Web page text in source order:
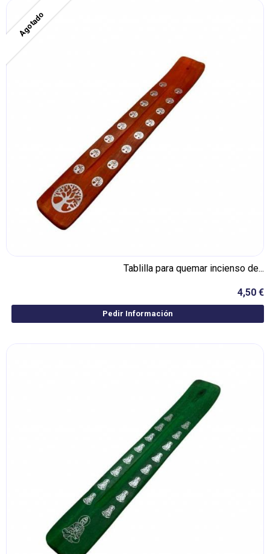
Agotado
Tablilla para quemar incienso de...
4,50 €
Pedir Información